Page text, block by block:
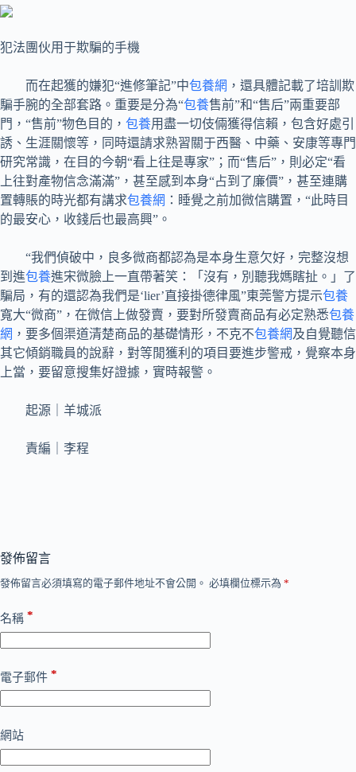
犯法團伙用于欺騙的手機
而在起獲的嫌犯“進修筆記”中包養網 ，還具體記載了培訓欺
騙手腕的全部套路。重要是分為“包養售前”和“售后”兩重要部
門，“售前”物色目的， 包養用盡一切伎倆獲得信賴，包含好處引
誘、生涯關懷等，同時還請求熟習關于西醫、中藥、安康等專門
研究常識，在目的今朝“看上往是專家”；而“售后”，則必定“看
上往對產物信念滿滿”，甚至感到本身“占到了廉價”，甚至連購
置轉賬的時光都有講求包養網 ：睡覺之前加微信購置，“此時目
的最安心，收錢后也最高興”。
“我們偵破中，良多微商都認為是本身生意欠好，完整沒想
到進包養進宋微臉上一直帶著笑：「沒有，別聽我媽瞎扯。」了
騙局，有的還認為我們是‘lier’直接掛德律風”東莞警方提示包養
寬大“微商”，在微信上做發賣，要對所發賣商品有必定熟悉包養
網 ，要多個渠道清楚商品的基礎情形，不克不包養網及自覺聽信
其它傾銷職員的說辭，對等閒獲利的項目要進步警戒，覺察本身
上當，要留意搜集好證據，實時報警。
起源｜羊城派
責編｜李程
發佈留言
發佈留言必須填寫的電子郵件地址不會公開。 必填欄位標示為 *
名稱 *
電子郵件 *
網站